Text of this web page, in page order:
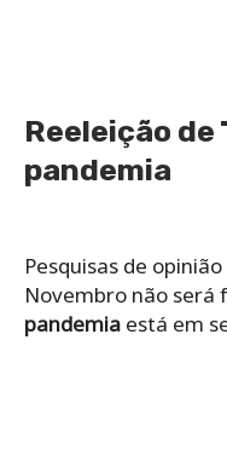
Reeleição de
pandemia
Pesquisas de
Novembro não será
pandemia está em